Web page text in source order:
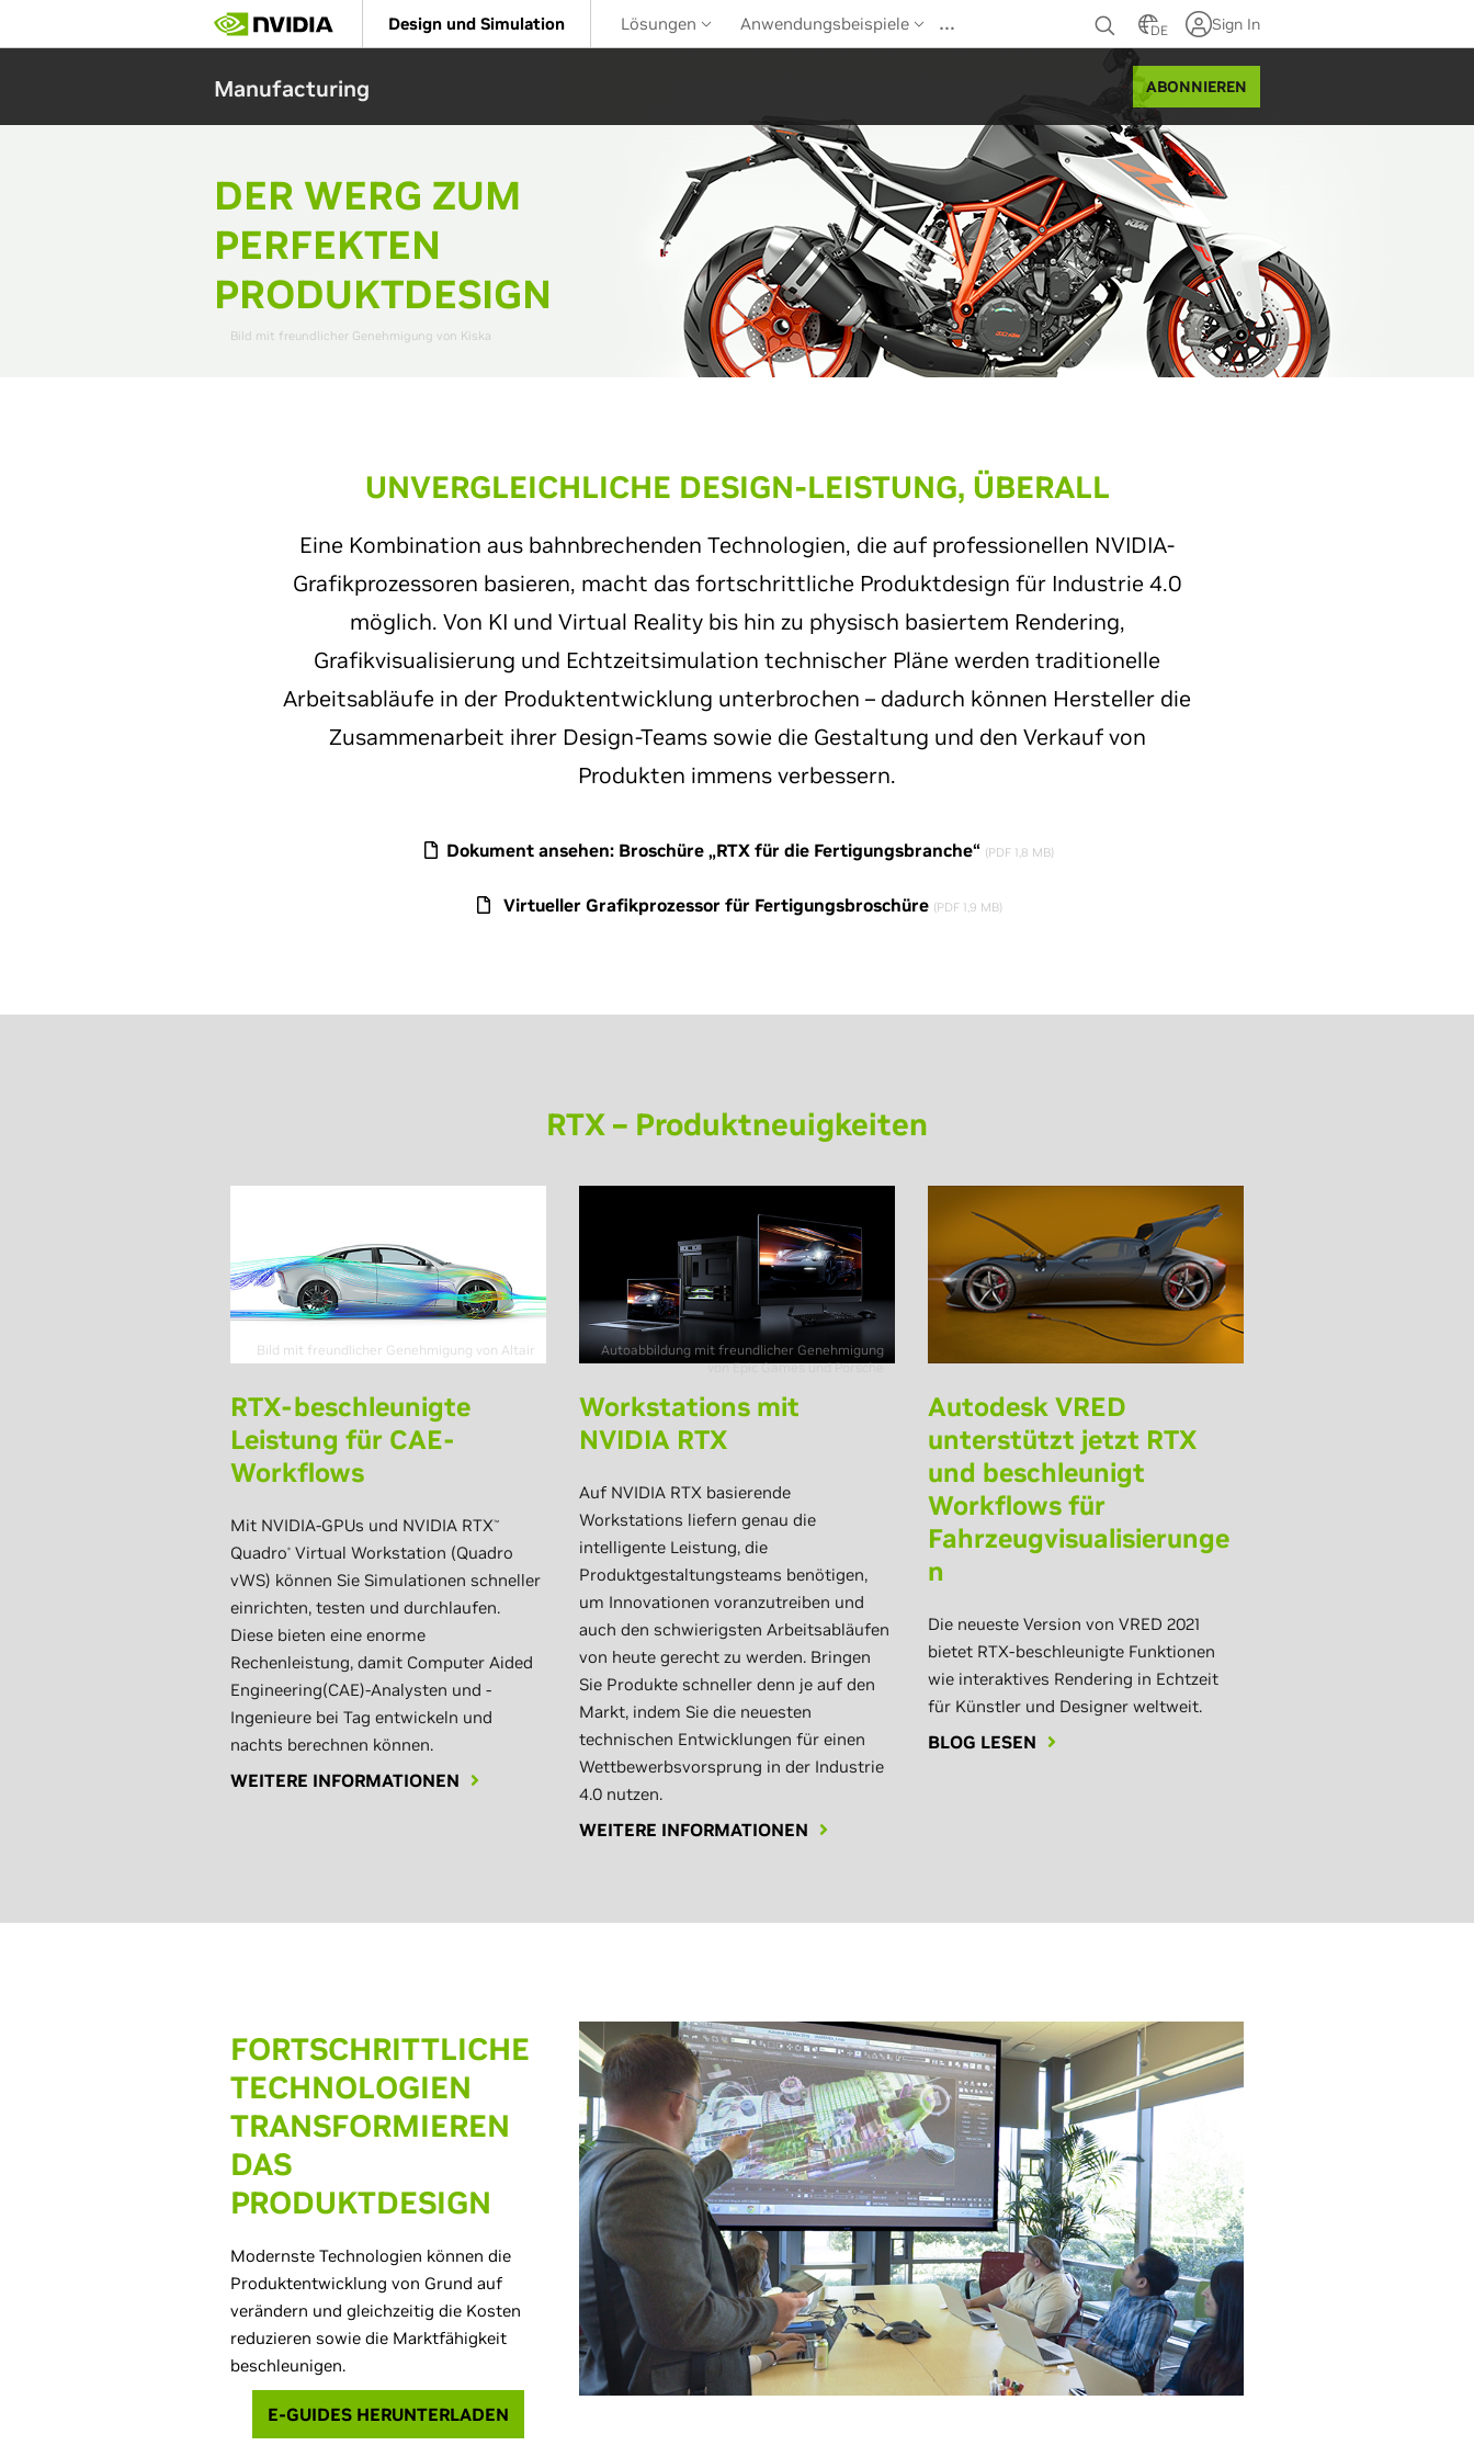
main
Design und Simulation Lösungen Anwendungsbeispiele … DE Sign In
Manufacturing ABONNIEREN
Bild mit freundlicher Genehmigung von Kiska
DER WERG ZUM
PERFEKTEN
PRODUKTDESIGN
UNVERGLEICHLICHE DESIGN-LEISTUNG, ÜBERALL
Eine Kombination aus bahnbrechenden Technologien, die auf professionellen NVIDIA-
Grafikprozessoren basieren, macht das fortschrittliche Produktdesign für Industrie 4.0
möglich. Von KI und Virtual Reality bis hin zu physisch basiertem Rendering,
Grafikvisualisierung und Echtzeitsimulation technischer Pläne werden traditionelle
Arbeitsabläufe in der Produktentwicklung unterbrochen – dadurch können Hersteller die
Zusammenarbeit ihrer Design-Teams sowie die Gestaltung und den Verkauf von
Produkten immens verbessern.
Dokument ansehen: Broschüre „RTX für die Fertigungsbranche“ (PDF 1,8 MB)
Virtueller Grafikprozessor für Fertigungsbroschüre (PDF 1,9 MB)
RTX – Produktneuigkeiten
Bild mit freundlicher Genehmigung von Altair
RTX-beschleunigte
Leistung für CAE-
Workflows
Mit NVIDIA-GPUs und NVIDIA RTX™
Quadro® Virtual Workstation (Quadro
vWS) können Sie Simulationen schneller
einrichten, testen und durchlaufen.
Diese bieten eine enorme
Rechenleistung, damit Computer Aided
Engineering(CAE)-Analysten und -
Ingenieure bei Tag entwickeln und
nachts berechnen können.
WEITERE INFORMATIONEN
Autoabbildung mit freundlicher Genehmigung
von Epic Games und Porsche
Workstations mit
NVIDIA RTX
Auf NVIDIA RTX basierende
Workstations liefern genau die
intelligente Leistung, die
Produktgestaltungsteams benötigen,
um Innovationen voranzutreiben und
auch den schwierigsten Arbeitsabläufen
von heute gerecht zu werden. Bringen
Sie Produkte schneller denn je auf den
Markt, indem Sie die neuesten
technischen Entwicklungen für einen
Wettbewerbsvorsprung in der Industrie
4.0 nutzen.
WEITERE INFORMATIONEN
Autodesk VRED
unterstützt jetzt RTX
und beschleunigt
Workflows für
Fahrzeugvisualisierunge
n
Die neueste Version von VRED 2021
bietet RTX-beschleunigte Funktionen
wie interaktives Rendering in Echtzeit
für Künstler und Designer weltweit.
BLOG LESEN
FORTSCHRITTLICHE
TECHNOLOGIEN
TRANSFORMIEREN
DAS
PRODUKTDESIGN
Modernste Technologien können die
Produktentwicklung von Grund auf
verändern und gleichzeitig die Kosten
reduzieren sowie die Marktfähigkeit
beschleunigen.
E-GUIDES HERUNTERLADEN